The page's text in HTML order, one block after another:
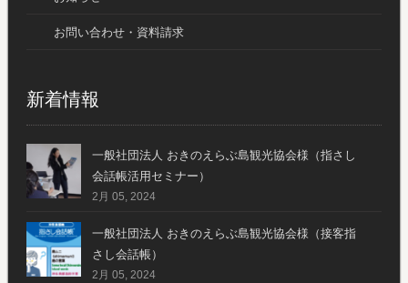
お問い合わせ・資料請求
新着情報
一般社団法人 おきのえらぶ島観光協会様（指さし
会話帳活用セミナー）
2月 05, 2024
一般社団法人 おきのえらぶ島観光協会様（接客指
さし会話帳）
2月 05, 2024